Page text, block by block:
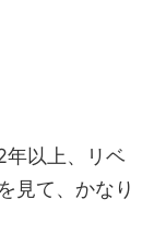
年以上、リベ
見て、かなり